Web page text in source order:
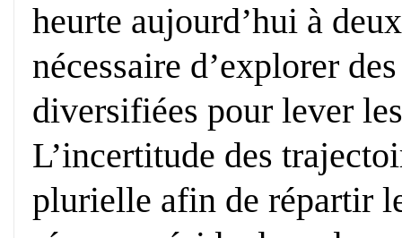
heurte aujourd’hui à
nécessaire d’explorer
diversifiées pour lever
L’incertitude des
plurielle afin de répartir